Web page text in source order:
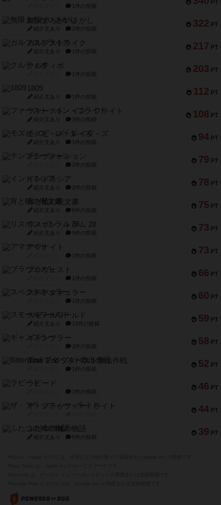
PT
1件の投稿
322 PT
無限まちがいさがし
紹介文あり 2件の投稿
217 PT
ガルフストライク
紹介文あり 1件の投稿
203 PT
クルティボ
1件の投稿
112 PT
1809
紹介文あり 1件の投稿
108 PT
ファースト・イン・フライト
紹介文あり 3件の投稿
94 PT
モズビ－ズ・レイダ－ズ
紹介文あり 1件の投稿
79 PT
テンプテーション
2件の投稿
78 PT
インドネシア
紹介文あり 2件の投稿
75 PT
宵と暁の呪文書
紹介文あり 8件の投稿
73 PT
リスボン・トラム 28
紹介文あり 9件の投稿
73 PT
アマナイト
1件の投稿
66 PT
ブラヴェスト
1件の投稿
60 PT
スペクタキュラー
1件の投稿
59 PT
スモールワールド
紹介文あり 13件の投稿
58 PT
ギャンブラー
2件の投稿
52 PT
Bitter End ブタペスト救出作戦
1件の投稿
46 PT
ラピード
1件の投稿
44 PT
ザ・フラッフィー・ライト
39 PT
ふたつの城の物語
紹介文あり 6件の投稿